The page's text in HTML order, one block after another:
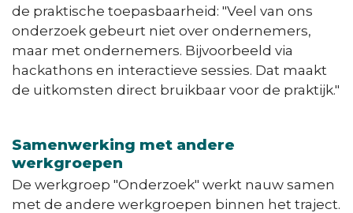
de praktische toepasbaarheid: "Veel van ons
onderzoek gebeurt niet over ondernemers,
maar met ondernemers. Bijvoorbeeld via
hackathons en interactieve sessies. Dat maakt
de uitkomsten direct bruikbaar voor de praktijk."
Samenwerking met andere
werkgroepen
De werkgroep "Onderzoek" werkt nauw samen
met de andere werkgroepen binnen het traject.